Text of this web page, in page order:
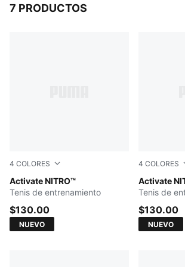
7 PRODUCTOS
4 COLORES
Activate NITRO™
PUMA White-Ultra Red-Inky Depths
Tenis de entrenamiento
$130.00
NUEVO
4 COLORES
Activate
Puma
Tenis de
$130.00
NUEVO